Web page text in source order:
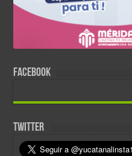
FACEBOOK
TWITTER